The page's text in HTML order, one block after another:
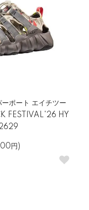
ポート エイチツー
FESTIVAL'26 HY
円)